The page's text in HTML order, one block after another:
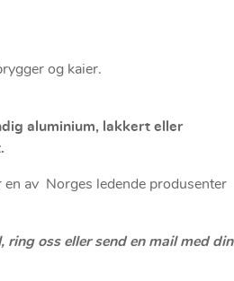
og kaier.
aluminium, lakkert eller
av Norges ledende produsenter
oss eller send en mail med din